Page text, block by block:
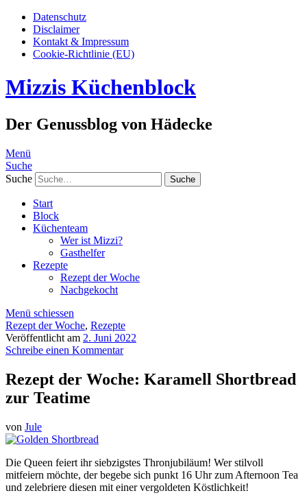
Datenschutz
Disclaimer
Kontakt & Impressum
Cookie-Richtlinie (EU)
Mizzis Küchenblock
Der Genussblog von Hädecke
Menü
Suche
Suche
Start
Block
Küchenteam
Wer ist Mizzi?
Gasthelfer
Rezepte
Rezept der Woche
Nachgekocht
Menü schiessen
Rezept der Woche, Rezepte
Veröffentlicht am 2. Juni 2022
Schreibe einen Kommentar
Rezept der Woche: Karamell Shortbread
zur Teatime
von Jule
Die Queen feiert ihr siebzigstes Thronjubiläum! Wer stilvoll
mitfeiern möchte, der begebe sich punkt 16 Uhr zum Afternoon Tea
und zelebriere diesen mit einer vergoldeten Köstlichkeit!